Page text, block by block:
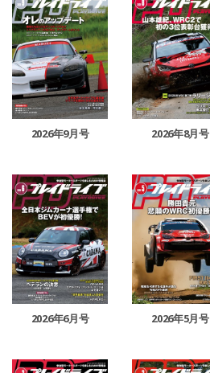
2026年9月号 2026年8月号
2026年6月号 2026年5月号